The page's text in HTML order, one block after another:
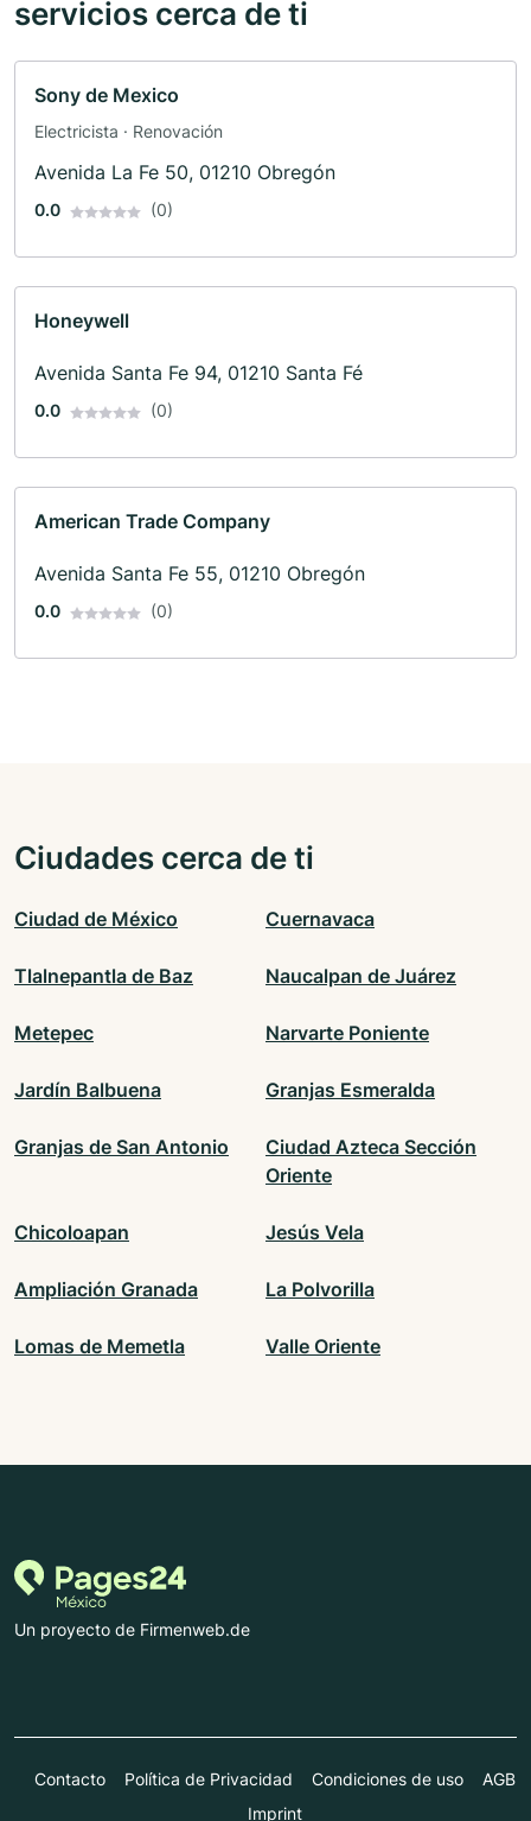
servicios cerca de ti
Sony de Mexico
Electricista · Renovación
Avenida La Fe 50, 01210 Obregón
0.0 (0)
Honeywell
Avenida Santa Fe 94, 01210 Santa Fé
0.0 (0)
American Trade Company
Avenida Santa Fe 55, 01210 Obregón
0.0 (0)
Ciudades cerca de ti
Ciudad de México Cuernavaca
Tlalnepantla de Baz Naucalpan de Juárez
Metepec Narvarte Poniente
Jardín Balbuena Granjas Esmeralda
Granjas de San Antonio
Ciudad Azteca Sección
Oriente
Chicoloapan Jesús Vela
Ampliación Granada La Polvorilla
Lomas de Memetla Valle Oriente
Un proyecto de Firmenweb.de
Contacto Política de Privacidad Condiciones de uso
AGB
Imprint